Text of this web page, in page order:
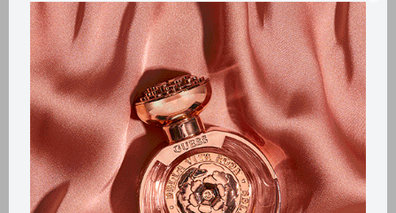
LlegaEL LUNES
LlegaEL LUNES
Mujercitas Funny
desodorante 102 ml
$ 256
LlegaEL LUNES
LlegaEL LUNES
By Mujercitas Body Splash
125 ml - Sophie C/Estuche
$ 318